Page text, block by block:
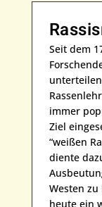
Seit dem
immer
Ziel
“weißen
diente
Westen
heute ein